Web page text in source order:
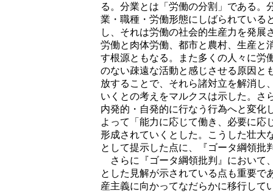
る。分業とは「労働の分割」である。
業・職種・労働形態にしばられている
し、それは労働の社会的生産力を発展
労働と肉体労働、都市と農村、生産と
す根源ともなる。また多くの人々に労
のない疎遠な活動と感じさせる原因と
放することで、それら諸対立を解消し
いくとの考えをマルクスは示した。さ
内発的・自発的に行なう行為へと変化
よって「能力に応じて働き、必要に応
形成されていくとした。こうした壮大
として提示した点に、『ゴータ綱領批
さらに『ゴータ綱領批判』において
とした見解が示されている点も重要で
産主義に向かってなだらかに移行して